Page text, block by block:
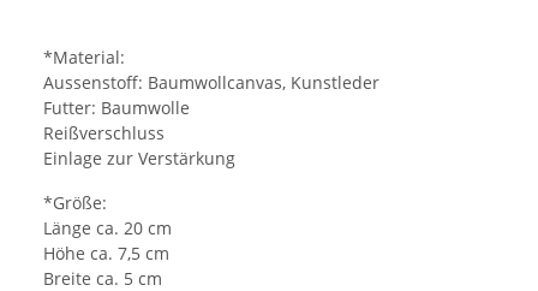
*Material:
Aussenstoff: Baumwollcanvas, Kunstleder
Futter: Baumwolle
Reißverschluss
Einlage zur Verstärkung
*Größe:
Länge ca. 20 cm
Höhe ca. 7,5 cm
Breite ca. 5 cm